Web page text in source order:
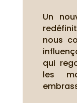
Un
nous
qui
les